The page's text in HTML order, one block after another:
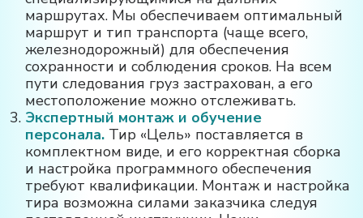
маршрутах. Мы обеспечиваем оптимальный
маршрут и тип транспорта (чаще всего,
железнодорожный) для обеспечения
сохранности и соблюдения сроков. На всем
пути следования груз застрахован, а его
местоположение можно отслеживать.
Экспертный монтаж и обучение
персонала. Тир «Цель» поставляется в
комплектном виде, и его корректная сборка
и настройка программного обеспечения
требуют квалификации. Монтаж и настройка
тира возможна силами заказчика следуя